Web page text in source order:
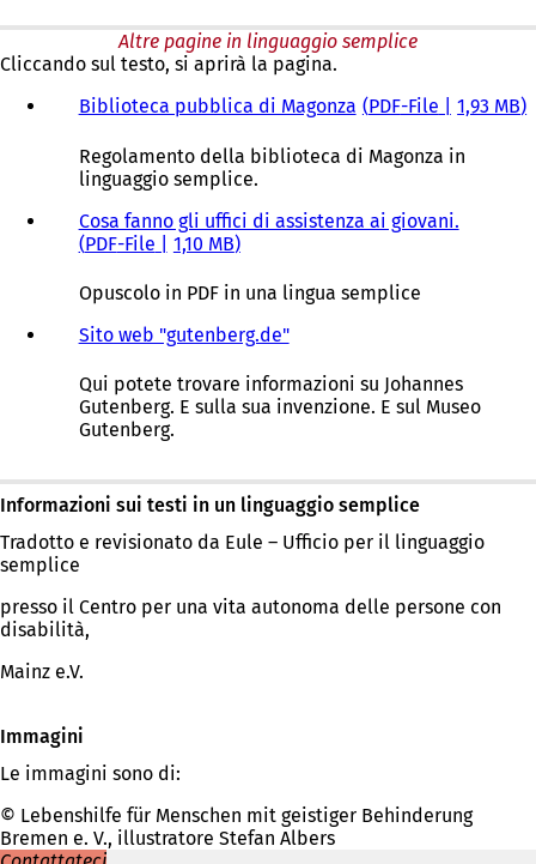
Altre pagine in linguaggio semplice
Cliccando sul testo, si aprirà la pagina.
Biblioteca pubblica di Magonza
PDF-File 1,93 MB
Regolamento della biblioteca di Magonza in
linguaggio semplice.
Cosa fanno gli uffici di assistenza ai giovani.
PDF-File 1,10 MB
Opuscolo in PDF in una lingua semplice
Sito web "gutenberg.de"
Qui potete trovare informazioni su Johannes
Gutenberg. E sulla sua invenzione. E sul Museo
Gutenberg.
Informazioni sui testi in un linguaggio semplice
Tradotto e revisionato da Eule – Ufficio per il linguaggio
semplice
presso il Centro per una vita autonoma delle persone con
disabilità,
Mainz e.V.
Immagini
Le immagini sono di:
© Lebenshilfe für Menschen mit geistiger Behinderung
Bremen e. V., illustratore Stefan Albers